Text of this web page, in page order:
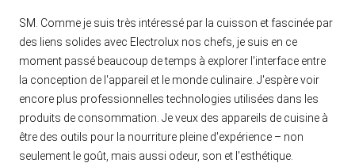
SM. Comme je suis très intéressé par la cuisson et fascinée par
des liens solides avec Electrolux nos chefs, je suis en ce
moment passé beaucoup de temps à explorer l'interface entre
la conception de l'appareil et le monde culinaire. J'espère voir
encore plus professionnelles technologies utilisées dans les
produits de consommation. Je veux des appareils de cuisine à
être des outils pour la nourriture pleine d'expérience – non
seulement le goût, mais aussi odeur, son et l'esthétique.